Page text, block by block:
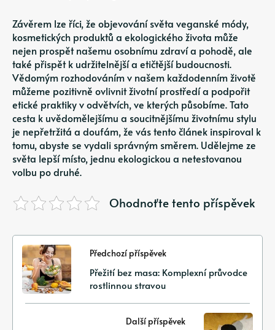
Závěrem lze říci, že objevování světa veganské módy,
kosmetických produktů a ekologického života může
nejen prospět našemu osobnímu zdraví a pohodě, ale
také přispět k udržitelnější a etičtější budoucnosti.
Vědomým rozhodováním v našem každodenním životě
můžeme pozitivně ovlivnit životní prostředí a podpořit
etické praktiky v odvětvích, ve kterých působíme. Tato
cesta k uvědomělejšímu a soucitnějšímu životnímu stylu
je nepřetržitá a doufám, že vás tento článek inspiroval k
tomu, abyste se vydali správným směrem. Udělejme ze
světa lepší místo, jednu ekologickou a netestovanou
volbu po druhé.
Ohodnoťte tento příspěvek
Předchozí příspěvek
Přežití bez masa: Komplexní průvodce
rostlinnou stravou
Další příspěvek